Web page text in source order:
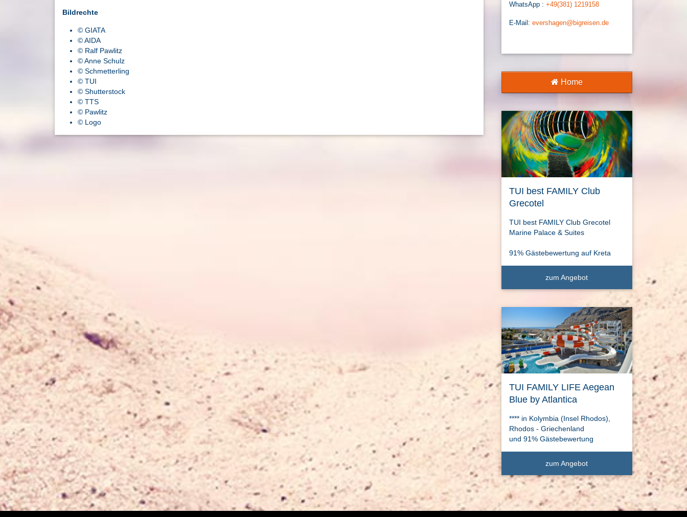
Bildrechte
© GIATA
© AIDA
© Ralf Pawlitz
© Anne Schulz
© Schmetterling
© TUI
© Shutterstock
© TTS
© Pawlitz
© Logo
WhatsApp : +49(381) 1219158
E-Mail: evershagen@bigreisen.de
Home
TUI best FAMILY Club
Grecotel
TUI best FAMILY Club Grecotel
Marine Palace & Suites
91% Gästebewertung auf Kreta
zum Angebot
TUI FAMILY LIFE Aegean
Blue by Atlantica
**** in Kolymbia (Insel Rhodos),
Rhodos - Griechenland
und 91% Gästebewertung
zum Angebot